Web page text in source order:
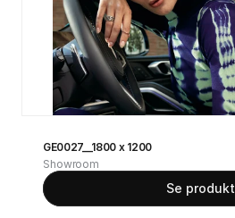
GE0027__1800 x 1200
Showroom
Se produkt